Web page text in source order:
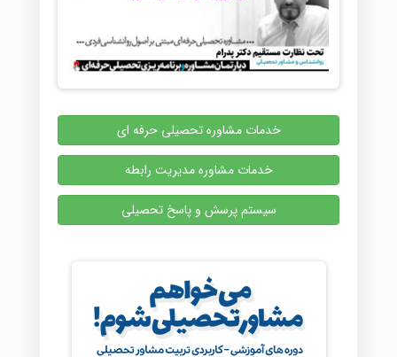
خدمات مشاوره تحصیلی حرفه ای
خدمات مشاوره مدیریت رابطه
سیستم پرسش و پاسخ تحصیلی